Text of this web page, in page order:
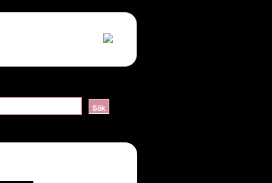
alert handshake failure in